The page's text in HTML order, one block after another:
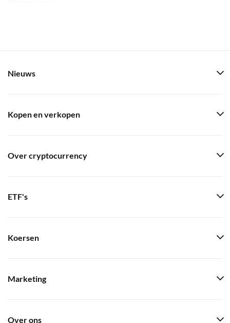
Nieuws
Kopen en verkopen
Over cryptocurrency
ETF's
Koersen
Marketing
Over ons